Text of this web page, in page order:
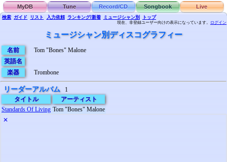
MyDB Tune Record/CD Songbook Live
検索 ガイド リスト 入力依頼 ランキング/新着 ミュージシャン別 トップ
現在、非登録ユーザー向けの表示になっています。 ログイン
ミュージシャン別ディスコグラフィー
名前
Tom "Bones" Malone
英語名
楽器
Trombone
リーダーアルバム
1
タイトル
アーティスト
Standards Of Living Tom "Bones" Malone
✕